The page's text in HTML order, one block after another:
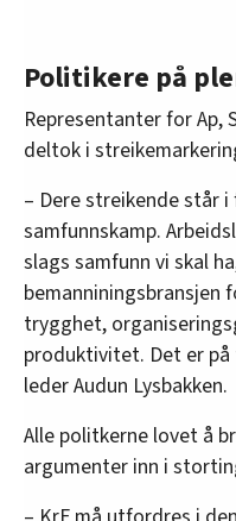
Politikere på
Representanter for Ap,
deltok i
– Dere streikende står
samfunnskamp.
slags samfunn vi skal
trygghet,
produktivitet. Det er
leder Audun Lysbakken.
Alle politkerne lovet å
argumenter inn i